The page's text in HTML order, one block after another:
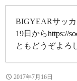
BIGYEARサッ
19日からhttps://
ともどうぞよろ
2017年7月16日